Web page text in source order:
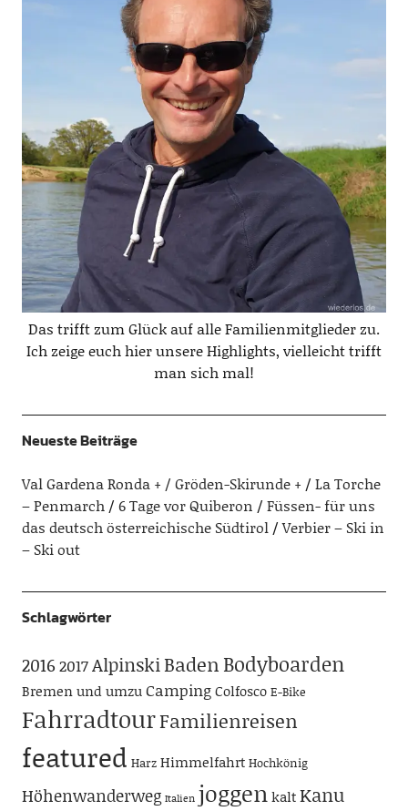
Das trifft zum Glück auf alle Familienmitglieder zu.
Ich zeige euch hier unsere Highlights, vielleicht trifft
man sich mal!
Neueste Beiträge
Val Gardena Ronda + / Gröden-Skirunde +
La Torche
– Penmarch
6 Tage vor Quiberon
Füssen- für uns
das deutsch österreichische Südtirol
Verbier – Ski in
– Ski out
Schlagwörter
2016 2017AlpinskiBaden Bodyboarden
Bremen und umzuCampingColfosco E-Bike
FahrradtourFamilienreisen
featured Harz Himmelfahrt Hochkönig
Höhenwanderweg Italien joggenkaltKanu